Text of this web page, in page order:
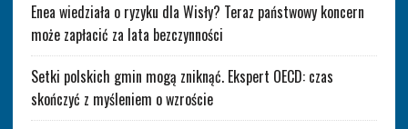
Enea wiedziała o ryzyku dla Wisły? Teraz państwowy koncern
może zapłacić za lata bezczynności
Setki polskich gmin mogą zniknąć. Ekspert OECD: czas
skończyć z myśleniem o wzroście